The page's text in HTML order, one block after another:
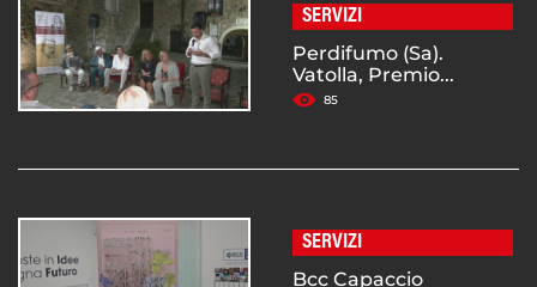
SERVIZI
Perdifumo (Sa).
Vatolla, Premio...
85
SERVIZI
Bcc Capaccio